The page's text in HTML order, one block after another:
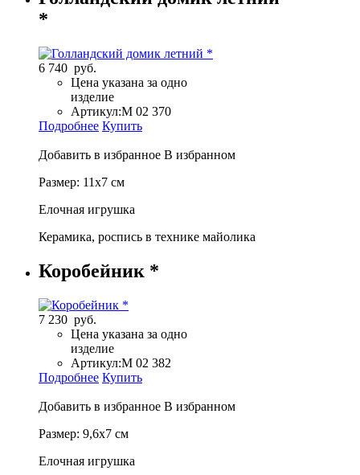
*
6 740 руб.
Цена указана за одно
изделие
Артикул:М 02 370
Подробнее Купить
Добавить в избранное В избранном
Размер: 11х7 см
Елочная игрушка
Керамика, роспись в технике майолика
Коробейник *
7 230 руб.
Цена указана за одно
изделие
Артикул:М 02 382
Подробнее Купить
Добавить в избранное В избранном
Размер: 9,6х7 см
Елочная игрушка